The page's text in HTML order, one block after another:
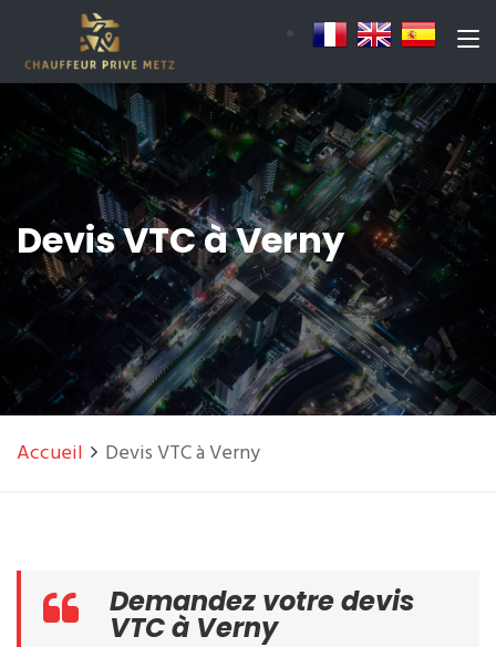
Devis VTC à Verny
Accueil Devis VTC à Verny
Demandez votre devis
VTC à Verny